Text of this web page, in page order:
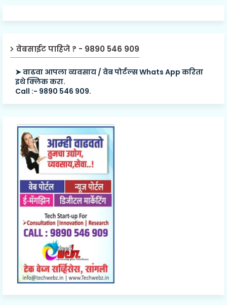
वेबसाईट पाहिजे ? - 9890 546 909
➤ वाढवा आपला व्यवसाय / वेब पोर्टल्स Whats App करिता
इथे क्लिक करा.
Call :- 9890 546 909.